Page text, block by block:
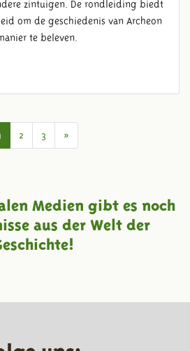
zintuigen. De rondleiding biedt
om de geschiedenis van Archeon
te beleven.
1 2 3 Nächstes
»
Medien gibt es noch
aus der Welt der
uns: